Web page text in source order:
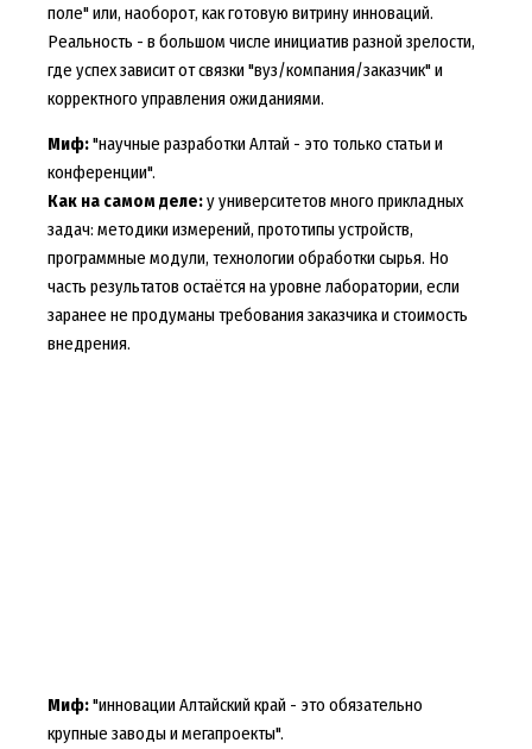
поле" или, наоборот, как готовую витрину инноваций.
Реальность - в большом числе инициатив разной зрелости,
где успех зависит от связки "вуз/компания/заказчик" и
корректного управления ожиданиями.
Миф:"научные разработки Алтай - это только статьи и
конференции".
Как на самом деле:у университетов много прикладных
задач: методики измерений, прототипы устройств,
программные модули, технологии обработки сырья. Но
часть результатов остаётся на уровне лаборатории, если
заранее не продуманы требования заказчика и стоимость
внедрения.
Миф:"инновации Алтайский край - это обязательно
крупные заводы и мегапроекты".